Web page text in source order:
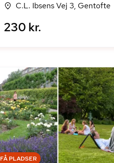
C.L. Ibsens Vej 3, Gentofte
230 kr.
FÅ PLADSER